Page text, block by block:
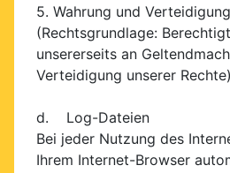
5. Wahrung und
(Rechtsgrundlage:
unsererseits an
Verteidigung unserer
d. Log-Dateien
Bei jeder Nutzung des
Ihrem Internet-Browser